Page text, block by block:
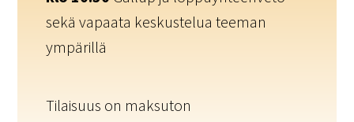
sekä vapaata keskustelua teeman
ympärillä
Tilaisuus on maksuton